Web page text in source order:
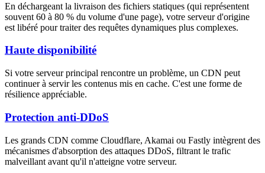
En déchargeant la livraison des fichiers statiques (qui représentent
souvent 60 à 80 % du volume d'une page), votre serveur d'origine
est libéré pour traiter des requêtes dynamiques plus complexes.
Haute disponibilité
Si votre serveur principal rencontre un problème, un CDN peut
continuer à servir les contenus mis en cache. C'est une forme de
résilience appréciable.
Protection anti-DDoS
Les grands CDN comme Cloudflare, Akamai ou Fastly intègrent des
mécanismes d'absorption des attaques DDoS, filtrant le trafic
malveillant avant qu'il n'atteigne votre serveur.